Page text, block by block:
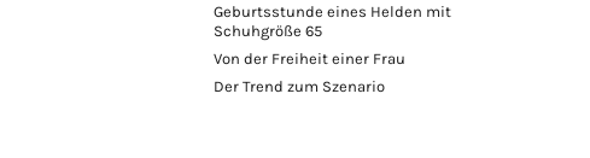
Geburtsstunde eines Helden mit
Schuhgröße 65
Von der Freiheit einer Frau
Der Trend zum Szenario